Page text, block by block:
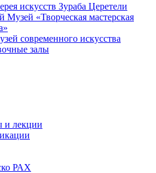
искусств Зураба Церетели
«Творческая мастерская
современного искусства
залы
и лекции
РАХ